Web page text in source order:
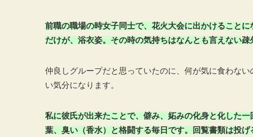
前職の職場の時女子同士で、花火大会に出かけること
だけが、浴衣姿。その時の気持ちはなんとも言えない
仲良しグループだと思っていたのに、何が気に食わな
い気分になります。
私に彼氏が出来たことで、僻み、妬みの化身と化した
葉、臭い（香水）と格闘する毎日です。回覧書類は投